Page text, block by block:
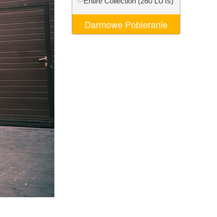
Video Editing Services
Darmowe Pobieranie